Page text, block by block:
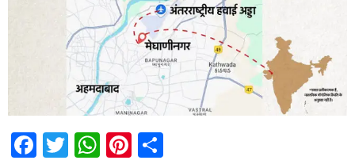
F
T
W
Pi